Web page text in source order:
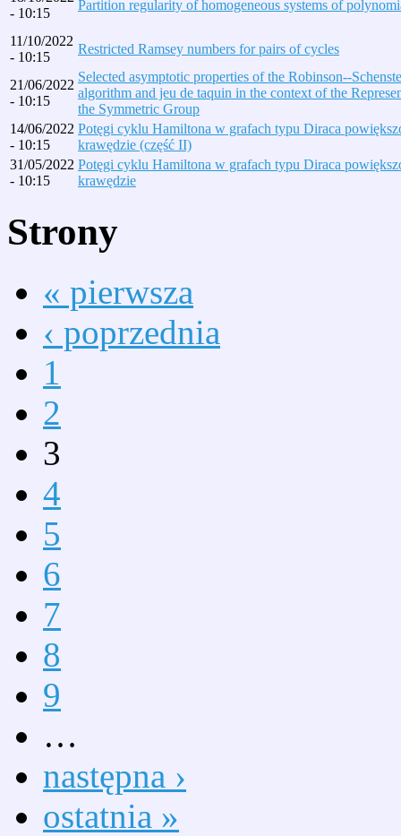
- 10:15
Partition regularity of homogeneous systems of
11/10/2022
- 10:15
Restricted Ramsey numbers for pairs of cycles
21/06/2022
- 10:15
Selected asymptotic properties of the Robinson--
algorithm and jeu de taquin in the context of the
the Symmetric Group
14/06/2022
- 10:15
Potęgi cyklu Hamiltona w grafach typu Diraca
krawędzie (część II)
31/05/2022
- 10:15
Potęgi cyklu Hamiltona w grafach typu Diraca
krawędzie
Strony
« pierwsza
‹ poprzednia
1
2
3
4
5
6
7
8
9
…
następna ›
ostatnia »